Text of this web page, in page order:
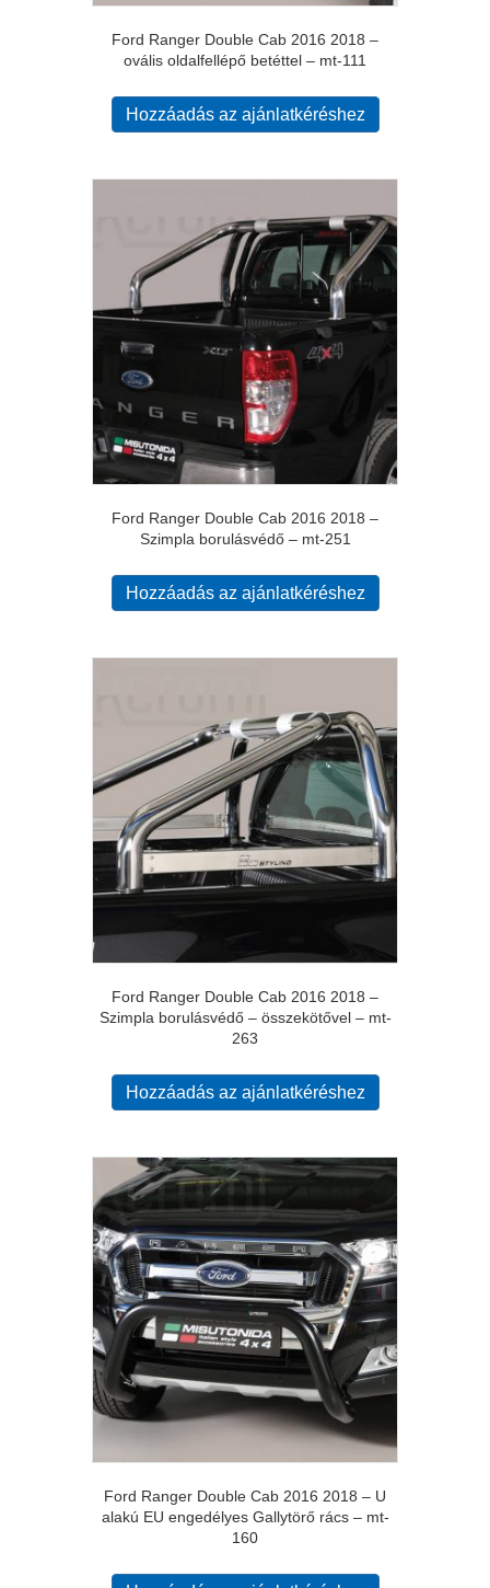
Ford Ranger Double Cab 2016 2018 –
ovális oldalfellépő betéttel – mt-111
Hozzáadás az ajánlatkéréshez
Ford Ranger Double Cab 2016 2018 –
Szimpla borulásvédő – mt-251
Hozzáadás az ajánlatkéréshez
Ford Ranger Double Cab 2016 2018 –
Szimpla borulásvédő – összekötővel – mt-
263
Hozzáadás az ajánlatkéréshez
Ford Ranger Double Cab 2016 2018 – U
alakú EU engedélyes Gallytörő rács – mt-
160